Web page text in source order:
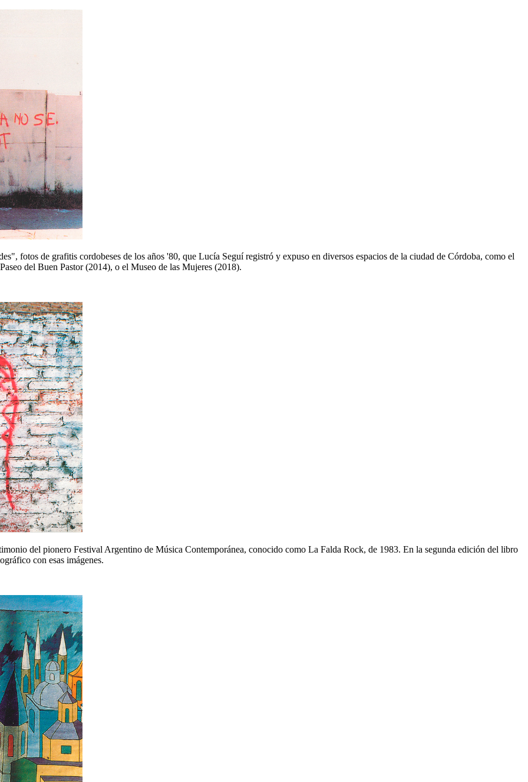
fotos de grafitis cordobeses de los años '80, que Lucía Seguí registró y expuso en diversos espacios de la ciudad de Córdoba, como el
del Buen Pastor (2014), o el Museo de las Mujeres (2018).
del pionero Festival Argentino de Música Contemporánea, conocido como La Falda Rock, de 1983. En la segunda edición del libro
con esas imágenes.